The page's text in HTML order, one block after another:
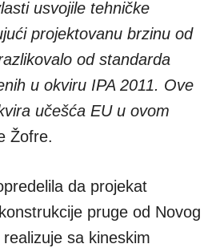
usvojile tehničke
projektovanu brzinu od
od standarda
u okviru IPA 2011. Ove
učešća EU u ovom
Žofre.
da projekat
pruge od Novog
sa kineskim